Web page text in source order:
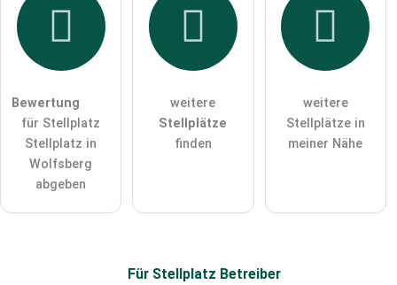
Hiermit akzeptiere ich die .
Die Datenschutzerklärunghabe ich zur Kenntnis genommen.
öffentliche Frage stellen
Hinweis: Bitte beachten Sie, öffentliche Fragen sind
für alle
Besucher sichtbar
Klicken Sie hier um eine
Stellplatz-Eintrag zu stellen
Bewertung
für Stellplatz
Stellplatz in
Wolfsberg
abgeben
weitere
Stellplätze
finden
weitere
Stellplätze in
meiner Nähe
Für Stellplatz Betreiber